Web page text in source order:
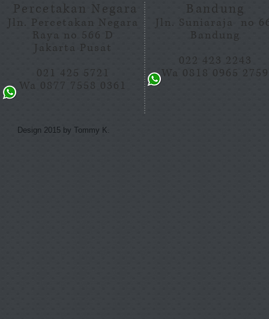
Percetakan Negara
Jln. Percetakan Negara
Raya no 566 D
Jakarta Pusat
021 425 5721
Wa 0877 7558 0361
Bandung
Jln. Suniaraja no
Bandung
022 423 2243
Wa 0818 0965 2759
Design 2015 by Tommy K.